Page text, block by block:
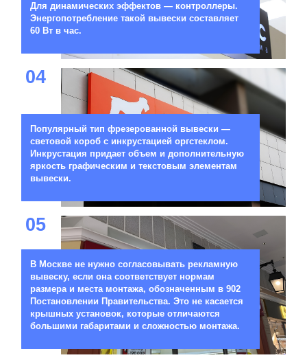
Для динамических эффектов — контроллеры.
Энергопотребление такой вывески составляет
60 Вт в час.
04
Популярный тип фрезерованной вывески —
световой короб с инкрустацией оргстеклом.
Инкрустация придает объем и дополнительную
яркость графическим и текстовым элементам
вывески.
05
В Москве не нужно согласовывать рекламную
вывеску, если она соответствует нормам
размера и места монтажа, обозначенным в 902
Постановлении Правительства. Это не касается
крышных установок, которые отличаются
большими габаритами и сложностью монтажа.